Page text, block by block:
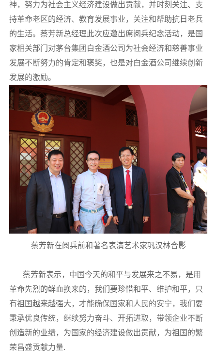
神，努力为社会主义经济建设做出贡献，并时刻关注、支
持革命老区的经济、教育发展事业，关注和帮助抗日老兵
的生活。蔡芳新总经理此次应邀出席阅兵纪念活动，是国
家相关部门对茅台集团白金酒公司为社会经济和慈善事业
发展不断努力的肯定和褒奖，也是对白金酒公司继续创新
发展的激励。
蔡芳新在阅兵前和著名表演艺术家巩汉林合影
蔡芳新表示，中国今天的和平与发展来之不易，是用
革命先烈的鲜血换来的，我们要珍惜和平、维护和平，只
有祖国越来越强大，才能确保国家和人民的安宁，我们要
秉承优良传统，继续努力奋斗、开拓进取，带领企业不断
创造新的业绩，为国家的经济建设做出贡献，为祖国的繁
荣昌盛贡献力量.